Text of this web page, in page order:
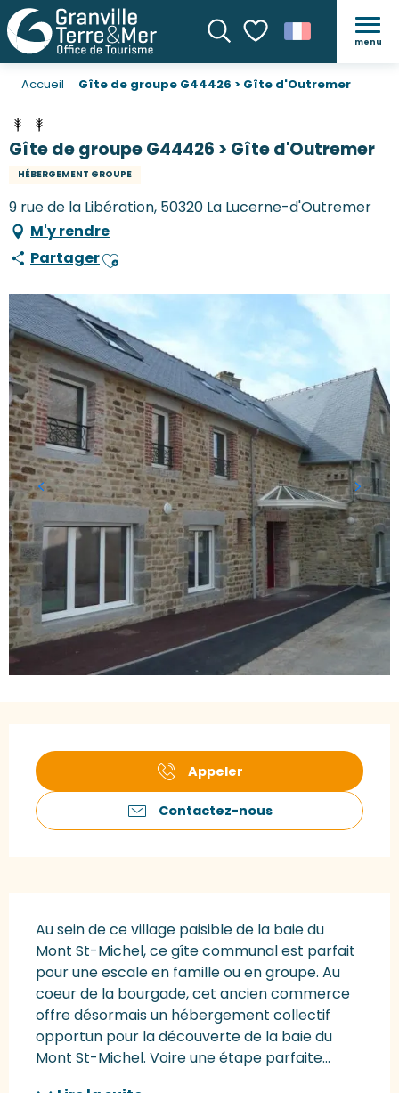
Recherche
Voir les favoris
menu
Accueil Gîte de groupe G44426 > Gîte d'Outremer
Gîte de groupe G44426 > Gîte d'Outremer
HÉBERGEMENT GROUPE
9 rue de la Libération, 50320 La Lucerne-d'Outremer
M'y rendre
PartagerAjouter aux favoris
Appeler
Contactez-nous
Au sein de ce village paisible de la baie du
Mont St-Michel, ce gîte communal est parfait
pour une escale en famille ou en groupe. Au
coeur de la bourgade, cet ancien commerce
offre désormais un hébergement collectif
opportun pour la découverte de la baie du
Mont St-Michel. Voire une étape parfaite...